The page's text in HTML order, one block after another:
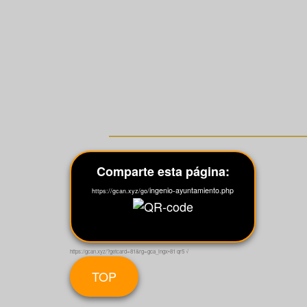
Comparte esta página:
https://gcan.xyz/go/ingenio-ayuntamiento.php
https://gcan.xyz/?getcard=81&rg=gca_ingx•81 qr5 √
TOP